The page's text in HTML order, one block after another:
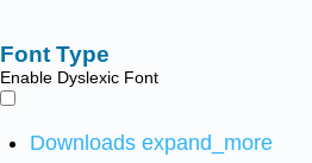
Font Type
Enable Dyslexic Font
Downloads expand_more